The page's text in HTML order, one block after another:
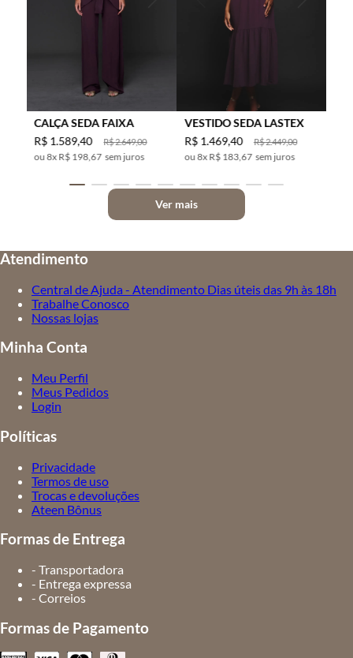
CALÇA SEDA FAIXA
R$2.649,00
R$ 1.589,40
8x R$ 198,67 sem juros
VESTIDO SEDA LASTEX
R$2.449,00
R$ 1.469,40
8x R$ 183,67 sem juros
Ver mais
Atendimento
Central de Ajuda - Atendimento Dias úteis das 9h às 18h
Trabalhe Conosco
Nossas lojas
Minha Conta
Meu Perfil
Meus Pedidos
Login
Políticas
Privacidade
Termos de uso
Trocas e devoluções
Ateen Bônus
Formas de Entrega
- Transportadora
- Entrega expressa
- Correios
Formas de Pagamento